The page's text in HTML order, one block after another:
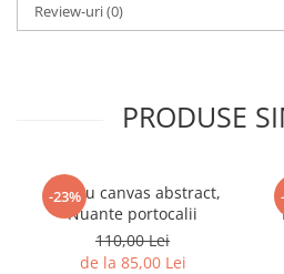
Review-uri(0)
PRODUSE
-23%
Tablou canvas abstract,
Nuante portocalii
110,00 Lei
de la 85,00 Lei